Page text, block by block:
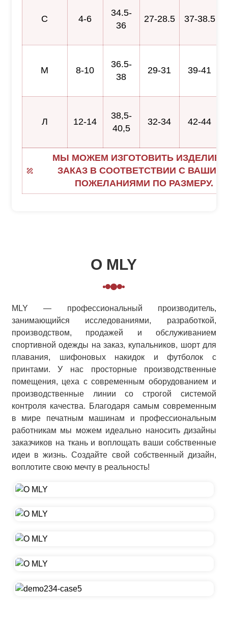
С 4-6
34.5-
36
27-28.5 37-38.5
М 8-10
36.5-
38
29-31 39-41
Л 12-14
38,5-
40,5
32-34 42-44
МЫ МОЖЕМ ИЗГОТОВИТЬ ИЗДЕЛИЕ
ЗАКАЗ В СООТВЕТСТВИИ С
ПОЖЕЛАНИЯМИ ПО РАЗМЕРУ.
О MLY
MLY — профессиональный производитель,
занимающийся исследованиями, разработкой,
производством, продажей и обслуживанием
спортивной одежды на заказ, купальников, шорт для
плавания, шифоновых накидок и футболок с
принтами. У нас просторные производственные
помещения, цеха с современным оборудованием и
производственные линии со строгой системой
контроля качества. Благодаря самым современным
в мире печатным машинам и профессиональным
работникам мы можем идеально наносить дизайны
заказчиков на ткань и воплощать ваши собственные
идеи в жизнь. Создайте свой собственный дизайн,
воплотите свою мечту в реальность!